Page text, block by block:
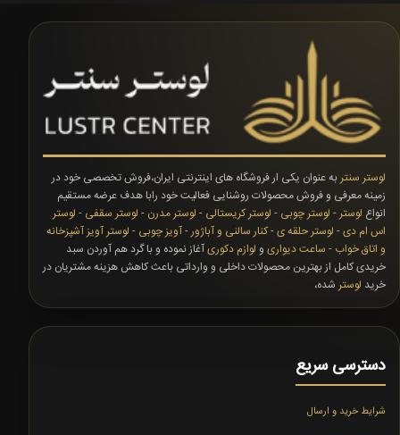
لوستر سنتر به عنوان یکی ار فروشگاه های اینترنتی ایران،فروش تخصصی خود در
زمینه معرفی و فروش محصولات روشنایی فعالیت خود رابا هدف عرضه مستقیم
انواع لوستر - لوستر چوبی - لوستر کریستالی - لوستر مدرن - لوستر سقفی - لوستر
اس ام دی- لوستر حلقه ی-کنار سالنی و آباژور-آویز چوبی - لوستر آویز آشپزخانه
و اتاق خواب - ساعت دیواری و لوازم دکوریآغاز نموده و با گرد هم آوردن سبد
خریدی کامل از بهترین محصولات داخلی و وارداتی باعث کاهش هزینه مشتریان در
خرید لوستر شده،
دسترسی سریع
شرایط خرید و ارسال